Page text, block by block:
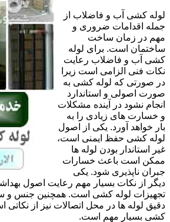
لوله کشی آب و فاضلاب از
جمله اقدامات ضروری و
مهم در زمان ساخت
ساختمان است. برای لوله
کشی آب و فاضلاب رعایت
نکات فنی الزامی است زیرا
در صورتی که لوله کشی به
صورت اصولی و استاندارد
انجام نشود در آینده مشکلات
و خسارت های زیادی را به
بار خواهد آورد. یکی از اصول
لوله کشی حفظ ایمنی است،
غیر استاندار بودن لوله ها
ممکن است باعث خسارات
جبران ناپذیری شود. یکی
دیگر از نکات بسیار مهم رعایت اصول
تجهیزات لوله کشی است. همچنین جنس و
دقیق لوله ها در محل اتصالات نیز از
کشی بسیار مهم است.